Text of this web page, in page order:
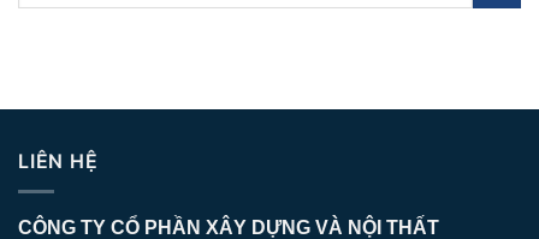
LIÊN HỆ
CÔNG TY CỔ PHẦN XÂY DỰNG VÀ NỘI THẤT